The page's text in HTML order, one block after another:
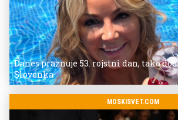
Danes praznuje 53. rojstni dan, tako
Slovenka
MOSKISVET.COM